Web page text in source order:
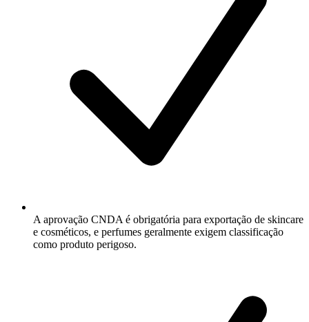
A aprovação CNDA é obrigatória para exportação de skincare
e cosméticos, e perfumes geralmente exigem classificação
como produto perigoso.